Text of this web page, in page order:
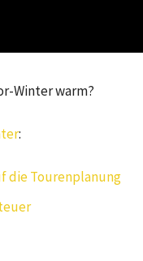
Winter warm?
:
die Tourenplanung